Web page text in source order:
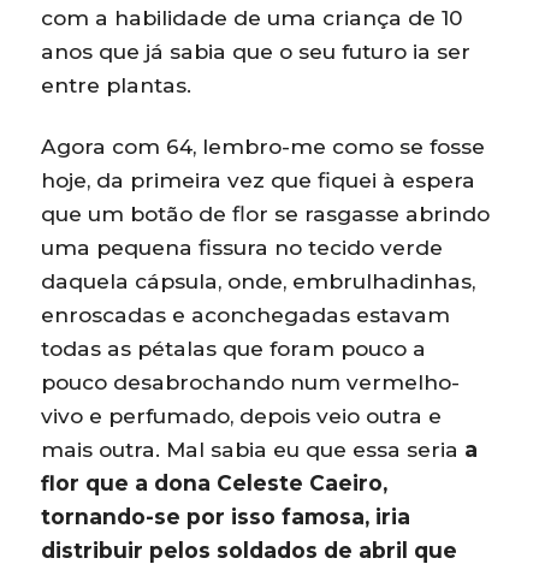
com a habilidade de uma criança de 10
anos que já sabia que o seu futuro ia ser
entre plantas.
Agora com 64, lembro-me como se fosse
hoje, da primeira vez que fiquei à espera
que um botão de flor se rasgasse abrindo
uma pequena fissura no tecido verde
daquela cápsula, onde, embrulhadinhas,
enroscadas e aconchegadas estavam
todas as pétalas que foram pouco a
pouco desabrochando num vermelho-
vivo e perfumado, depois veio outra e
mais outra. Mal sabia eu que essa seria a
flor que a dona Celeste Caeiro,
tornando-se por isso famosa, iria
distribuir pelos soldados de abril que